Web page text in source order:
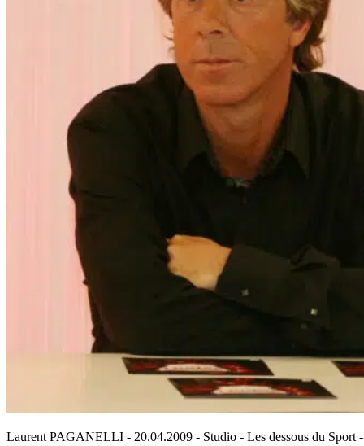
Laurent PAGANELLI - 20.04.2009 - Studio - Les dessous du Sport